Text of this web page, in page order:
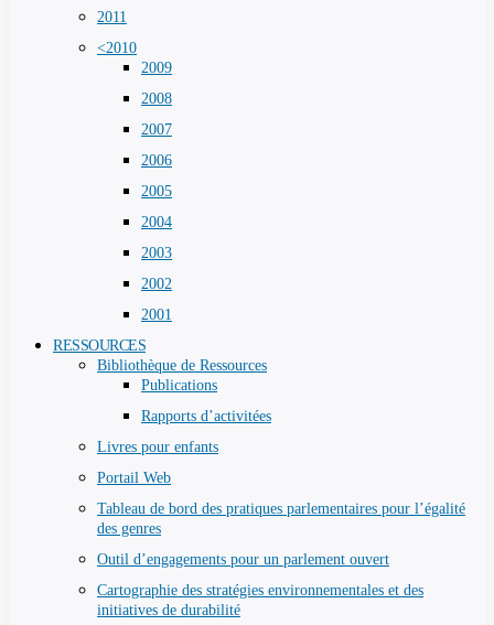
2011
<2010
2009
2008
2007
2006
2005
2004
2003
2002
2001
RESSOURCES
Bibliothèque de Ressources
Publications
Rapports d’activitées
Livres pour enfants
Portail Web
Tableau de bord des pratiques parlementaires pour l’égalité
des genres
Outil d’engagements pour un parlement ouvert
Cartographie des stratégies environnementales et des
initiatives de durabilité